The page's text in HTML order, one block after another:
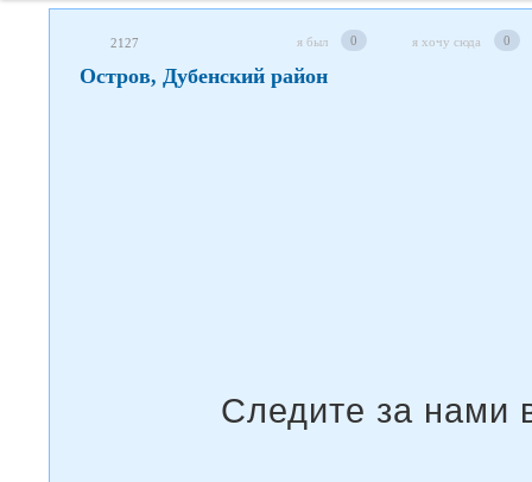
2127 я был 0 я хочу сюда 0
Остров, Дубенский район